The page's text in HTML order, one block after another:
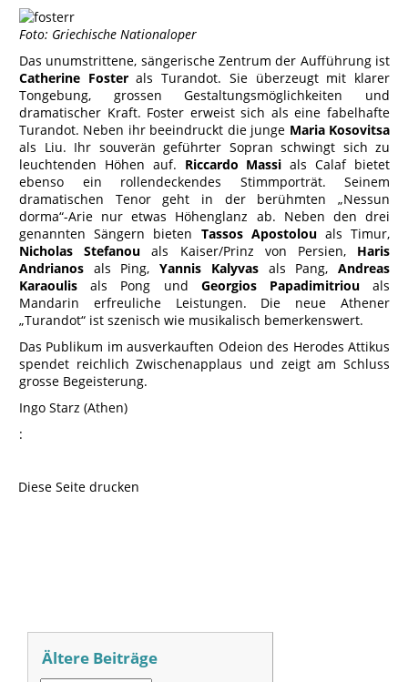
Foto: Griechische Nationaloper
Das unumstrittene, sängerische Zentrum der Aufführung ist
Catherine Fosterals Turandot. Sie überzeugt mit klarer
Tongebung, grossen Gestaltungsmöglichkeiten und
dramatischer Kraft. Foster erweist sich als eine fabelhafte
Turandot. Neben ihr beeindruckt die junge Maria Kosovitsa
als Liu. Ihr souverän geführter Sopran schwingt sich zu
leuchtenden Höhen auf. Riccardo Massi als Calaf bietet
ebenso ein rollendeckendes Stimmporträt. Seinem
dramatischen Tenor geht in der berühmten „Nessun
dorma“-Arie nur etwas Höhenglanz ab. Neben den drei
genannten Sängern bieten Tassos Apostolouals Timur,
Nicholas Stefanou als Kaiser/Prinz von Persien, Haris
Andrianos als Ping,Yannis Kalyvasals Pang,Andreas
Karaoulis als Pong und Georgios Papadimitriouals
Mandarin erfreuliche Leistungen. Die neue Athener
„Turandot“ ist szenisch wie musikalisch bemerkenswert.
Das Publikum im ausverkauften Odeion des Herodes Attikus
spendet reichlich Zwischenapplaus und zeigt am Schluss
grosse Begeisterung.
Ingo Starz (Athen)
:
Diese Seite drucken
Ältere Beiträge